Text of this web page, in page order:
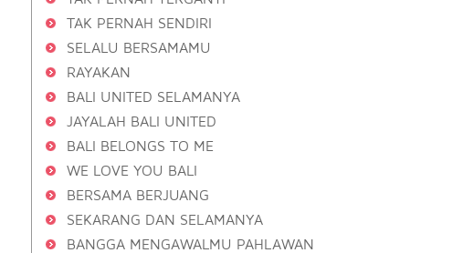
TAK PERNAH SENDIRI
SELALU BERSAMAMU
RAYAKAN
BALI UNITED SELAMANYA
JAYALAH BALI UNITED
BALI BELONGS TO ME
WE LOVE YOU BALI
BERSAMA BERJUANG
SEKARANG DAN SELAMANYA
BANGGA MENGAWALMU PAHLAWAN